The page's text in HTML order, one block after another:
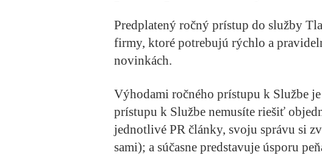
Predplatený ročný prístup do služby
firmy, ktoré potrebujú rýchlo a
novinkách.
Výhodami ročného prístupu k Službe
prístupu k Službe nemusíte riešiť
jednotlivé PR články, svoju správu si
sami); a súčasne predstavuje úsporu